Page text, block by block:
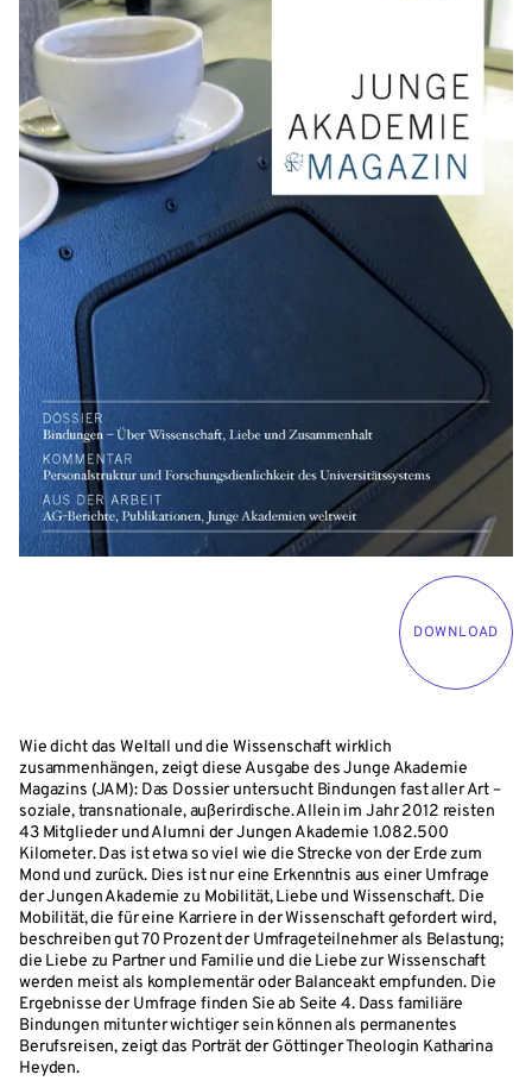
DOWNLOAD
Wie dicht das Weltall und die Wissenschaft wirklich
zusammenhängen, zeigt diese Ausgabe des Junge Akademie
Magazins (JAM): Das Dossier untersucht Bindungen fast aller Art –
soziale, transnationale, außerirdische. Allein im Jahr 2012 reisten
43 Mitglieder und Alumni der Jungen Akademie 1.082.500
Kilometer. Das ist etwa so viel wie die Strecke von der Erde zum
Mond und zurück. Dies ist nur eine Erkenntnis aus einer Umfrage
der Jungen Akademie zu Mobilität, Liebe und Wissenschaft. Die
Mobilität, die für eine Karriere in der Wissenschaft gefordert wird,
beschreiben gut 70 Prozent der Umfrageteilnehmer als Belastung;
die Liebe zu Partner und Familie und die Liebe zur Wissenschaft
werden meist als komplementär oder Balanceakt empfunden. Die
Ergebnisse der Umfrage finden Sie ab Seite 4. Dass familiäre
Bindungen mitunter wichtiger sein können als permanentes
Berufsreisen, zeigt das Porträt der Göttinger Theologin Katharina
Heyden.